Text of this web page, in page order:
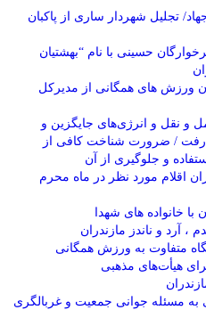
تجلیل شهردار ساری از پاکبان
حسینی با نام “بهشتیان
ورزش های همگانی از مدیرکل
و نقل و انرژی‌های جایگزین و
/ ضرورت شناخت کافی از
و جلوگیری از آن
اقلام مورد نظر در ماه محرم
با خانواده های شهدا
آرد و ناندز مازندران
متفاوت به ورزش همگانی
هیأت‌های مذهبی
به مسئله جوانی جمعیت و غربالگری